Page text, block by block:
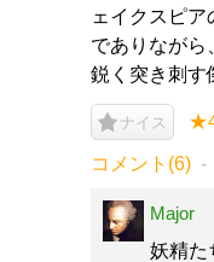
ェイクスピ
でありながら
鋭く突き刺
ナイス
コメント(6)
Major
妖精た